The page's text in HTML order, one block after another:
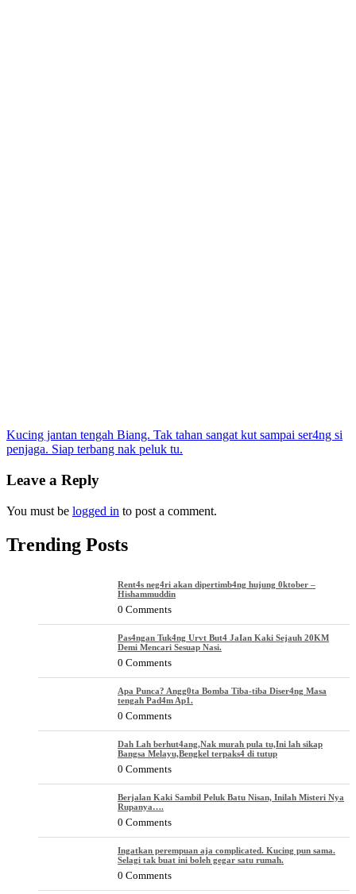
Post
navigation
Kucing jantan tengah Biang. Tak tahan sangat kut sampai ser4ng si
penjaga. Siap terbang nak peluk tu.
Leave a Reply
You must be logged in to post a comment.
Trending Posts
Rent4s neg4ri akan dipertimb4ng hujung 0ktober –
Hishammuddin
0 Comments
Pas4ngan Tuk4ng Urvt But4 JaIan Kaki Sejauh 20KM
Demi Mencari Sesuap Nasi.
0 Comments
Apa Punca? Angg0ta Bomba Tiba-tiba Diser4ng Masa
tengah Pad4m Ap1.
0 Comments
Dah Lah berhut4ang,Nak murah pula tu,Ini lah sikap
Bangsa Melayu,Bengkel terpaks4 di tutup
0 Comments
Berjalan Kaki Sambil Peluk Batu Nisan, Inilah Misteri Nya
Rupanya….
0 Comments
Ingatkan perempuan aja complicated. Kucing pun sama.
Selagi tak buat ini boleh gegar satu rumah.
0 Comments